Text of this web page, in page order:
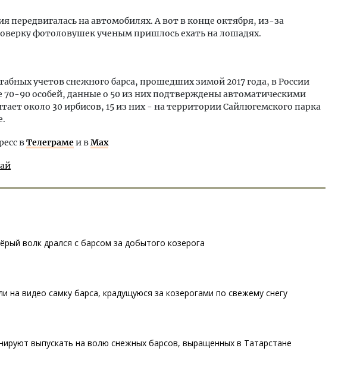
передвигалась на автомобилях. А вот в конце октября, из-за
фотоловушек ученым пришлось ехать на лошадях.
учетов снежного барса, прошедших зимой 2017 года, в России
70-90 особей, данные о 50 из них подтверждены автоматическими
около 30 ирбисов, 15 из них - на территории Сайлюгемского парка
вТелеграмеи вMax
волк дрался с барсом за добытого козерога
на видео самку барса, крадущуюся за козерогами по свежему снегу
выпускать на волю снежных барсов, выращенных в Татарстане